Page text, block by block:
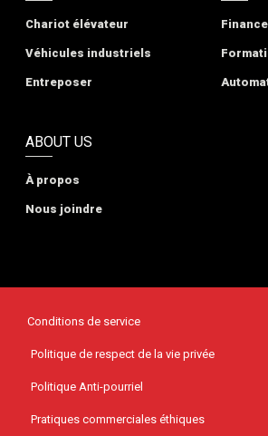
Chariot élévateur
Véhicules industriels
Entreposer
ABOUT US
À propos
Nous joindre
Conditions de service
Politique de respect de la vie privée
Politique Anti-pourriel
Pratiques commerciales éthiques